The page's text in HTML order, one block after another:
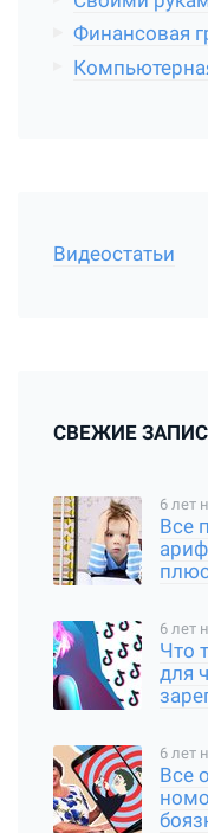
Финансовая
Видеостатьи
СВЕЖИЕ
6 лет
Все
6 лет
Что
для
6 лет
Все